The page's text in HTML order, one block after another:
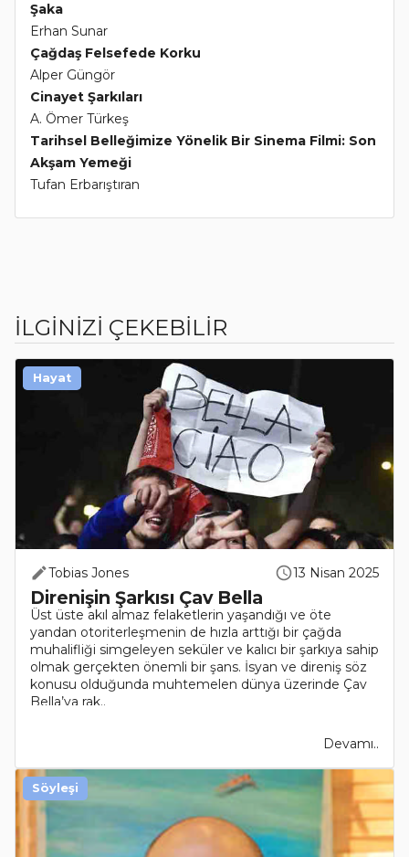
Şaka
Erhan Sunar
Çağdaş Felsefede Korku
Alper Güngör
Cinayet Şarkıları
A. Ömer Türkeş
Tarihsel Belleğimize Yönelik Bir Sinema Filmi: Son
Akşam Yemeği
Tufan Erbarıştıran
İLGİNİZİ ÇEKEBİLİR
Tobias Jones 13 Nisan 2025
Direnişin Şarkısı Çav Bella
Üst üste akıl almaz felaketlerin yaşandığı ve öte
yandan otoriterleşmenin de hızla arttığı bir çağda
muhalifliği simgeleyen seküler ve kalıcı bir şarkıya sahip
olmak gerçekten önemli bir şans. İsyan ve direniş söz
konusu olduğunda muhtemelen dünya üzerinde Çav
Bella’ya rak..
Devamı..
Hayat
Söyleşi